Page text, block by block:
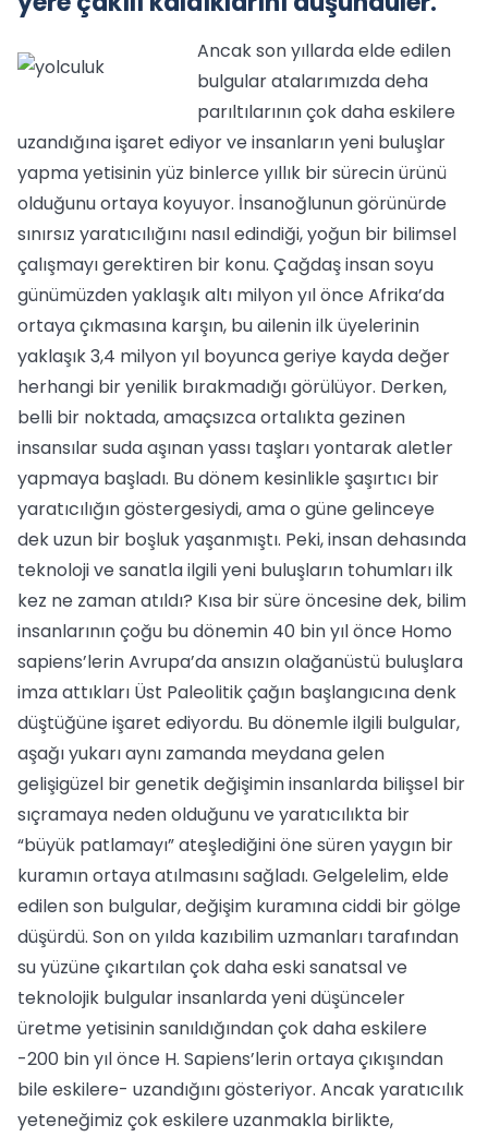
Ancak son yıllarda elde edilen
bulgular atalarımızda deha
parıltılarının çok daha eskilere
uzandığına işaret ediyor ve insanların yeni buluşlar
yapma yetisinin yüz binlerce yıllık bir sürecin ürünü
olduğunu ortaya koyuyor. İnsanoğlunun görünürde
sınırsız yaratıcılığını nasıl edindiği, yoğun bir bilimsel
çalışmayı gerektiren bir konu. Çağdaş insan soyu
günümüzden yaklaşık altı milyon yıl önce Afrika’da
ortaya çıkmasına karşın, bu ailenin ilk üyelerinin
yaklaşık 3,4 milyon yıl boyunca geriye kayda değer
herhangi bir yenilik bırakmadığı görülüyor. Derken,
belli bir noktada, amaçsızca ortalıkta gezinen
insansılar suda aşınan yassı taşları yontarak aletler
yapmaya başladı. Bu dönem kesinlikle şaşırtıcı bir
yaratıcılığın göstergesiydi, ama o güne gelinceye
dek uzun bir boşluk yaşanmıştı. Peki, insan dehasında
teknoloji ve sanatla ilgili yeni buluşların tohumları ilk
kez ne zaman atıldı? Kısa bir süre öncesine dek, bilim
insanlarının çoğu bu dönemin 40 bin yıl önce Homo
sapiens’lerin Avrupa’da ansızın olağanüstü buluşlara
imza attıkları Üst Paleolitik çağın başlangıcına denk
düştüğüne işaret ediyordu. Bu dönemle ilgili bulgular,
aşağı yukarı aynı zamanda meydana gelen
gelişigüzel bir genetik değişimin insanlarda bilişsel bir
sıçramaya neden olduğunu ve yaratıcılıkta bir
“büyük patlamayı” ateşlediğini öne süren yaygın bir
kuramın ortaya atılmasını sağladı. Gelgelelim, elde
edilen son bulgular, değişim kuramına ciddi bir gölge
düşürdü. Son on yılda kazıbilim uzmanları tarafından
su yüzüne çıkartılan çok daha eski sanatsal ve
teknolojik bulgular insanlarda yeni düşünceler
üretme yetisinin sanıldığından çok daha eskilere
-200 bin yıl önce H. Sapiens’lerin ortaya çıkışından
bile eskilere- uzandığını gösteriyor. Ancak yaratıcılık
yeteneğimiz çok eskilere uzanmakla birlikte,